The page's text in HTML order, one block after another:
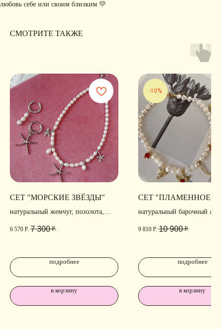
любовь себе или своим близким 💛
СМОТРИТЕ ТАКЖЕ
СЕТ "МОРСКИЕ ЗВЁЗДЫ"
натуральный жемчуг, позолота,
6 570 Р. 7 300 Р.
подробнее
в корзину
-10%
СЕТ "ПЛАМЕННОЕ
натуральный барочный
9 810 Р. 10 900 Р.
подробнее
в корзину
Сайт разработан
Digital-Step
подписаться
ОГРН 324547600025580
ИНН 540405944704